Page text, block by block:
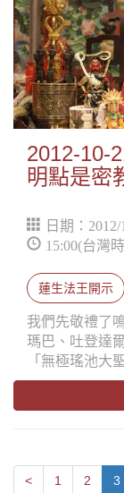
2012-10-
明點是密
日期：2012/
15:00(台灣
蓮生法王開示
我們先敬禮了
瑪巴、吐登達
「無極瑤池大
<Next1 2 3